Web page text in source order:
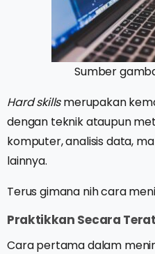
Sumber
Hard skillsmerupakan
dengan teknik ataupun
komputer, analisis data,
lainnya.
Terus gimana nih cara
Praktikkan Secara
Cara pertama dalam